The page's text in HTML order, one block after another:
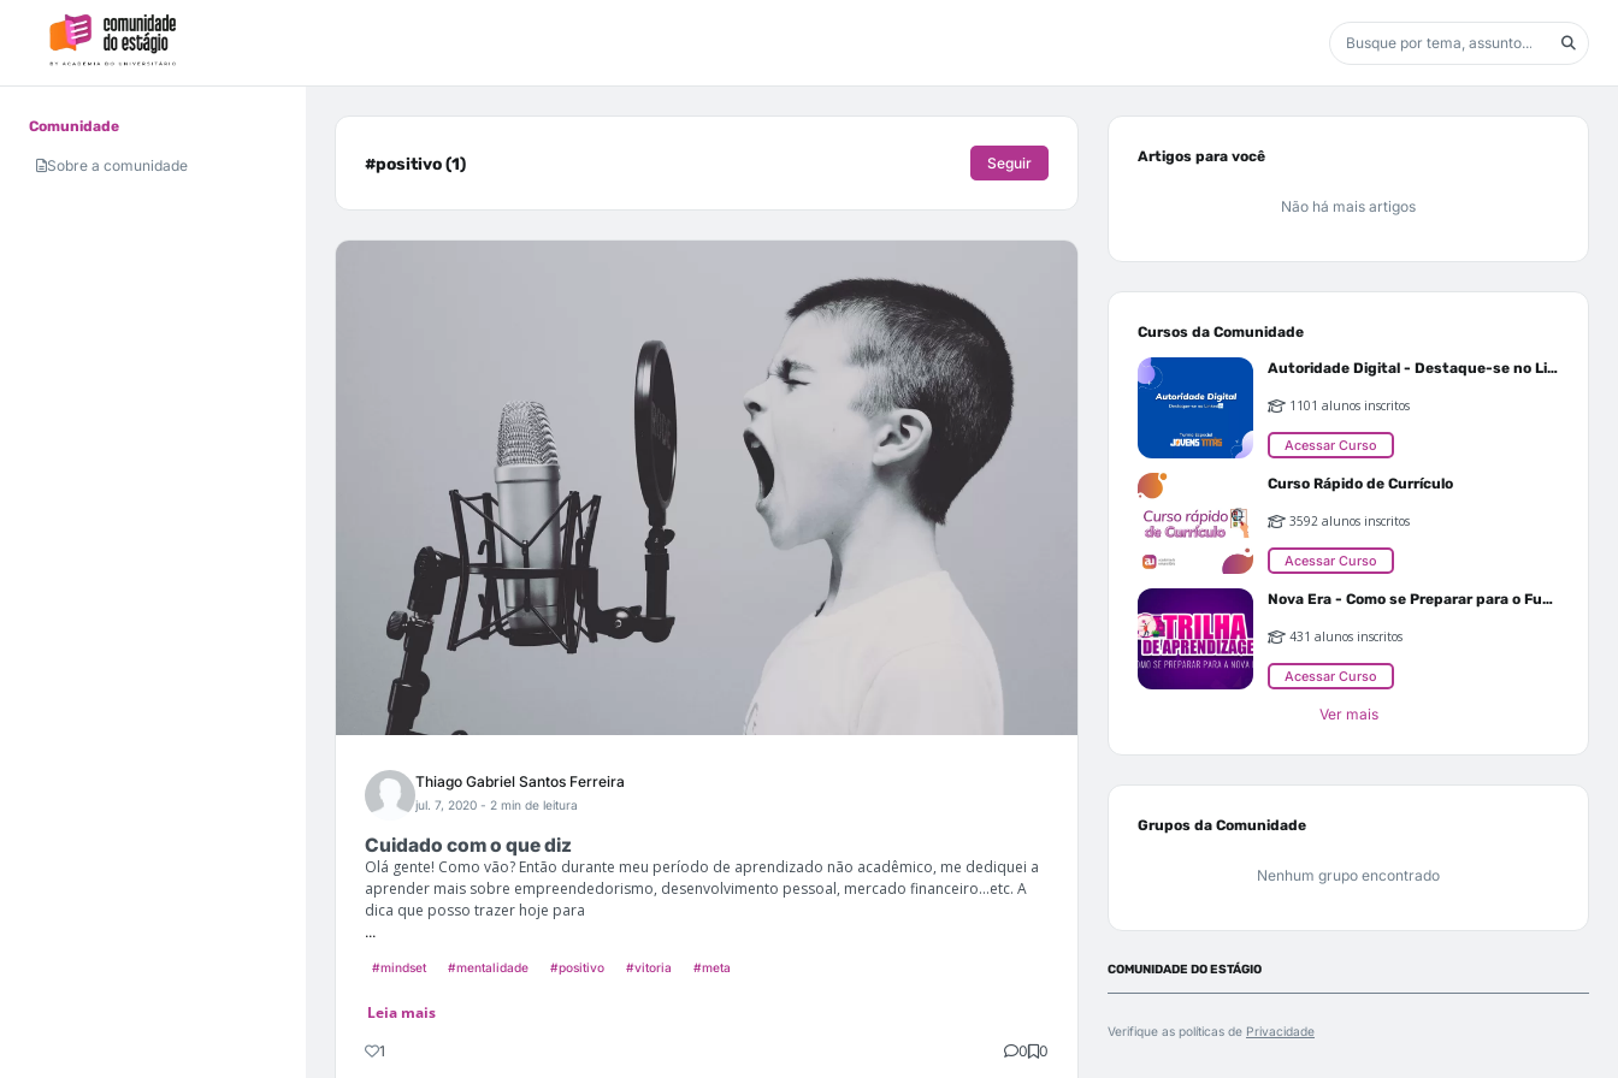
Comunidade
Sobre a comunidade #positivo (1) Seguir
Thiago Gabriel Santos Ferreira
jul. 7, 2020 - 2 min de leitura
Cuidado com o que diz
Olá gente! Como vão? Então durante meu período de aprendizado não acadêmico, me dediquei a
aprender mais sobre empreendedorismo, desenvolvimento pessoal, mercado financeiro...etc. A
dica que posso trazer hoje para
...
#mindset #mentalidade #positivo #vitoria #meta
Leia mais
1 0 0
Artigos para você
Não há mais artigos
Cursos da Comunidade
Autoridade Digital - Destaque-se no Linkedin
1101 alunos inscritos
Acessar Curso
Curso Rápido de Currículo
3592 alunos inscritos
Acessar Curso
Nova Era - Como se Preparar para o Futuro
431 alunos inscritos
Acessar Curso
Ver mais
Grupos da Comunidade
Nenhum grupo encontrado
COMUNIDADE DO ESTÁGIO
Verifique as políticas de Privacidade